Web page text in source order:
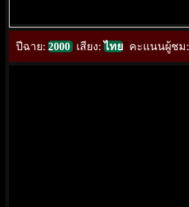
ปีฉาย: 2000 เสียง:ไทย คะแนนผู้ชม: